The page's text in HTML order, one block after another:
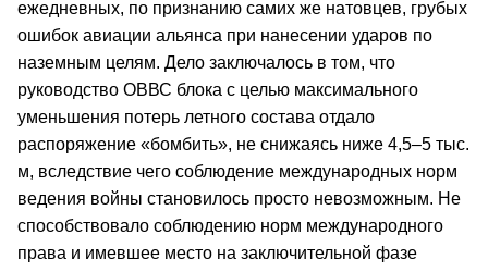
ежедневных, по признанию самих же натовцев, грубых
ошибок авиации альянса при нанесении ударов по
наземным целям. Дело заключалось в том, что
руководство ОВВС блока с целью максимального
уменьшения потерь летного состава отдало
распоряжение «бомбить», не снижаясь ниже 4,5–5 тыс.
м, вследствие чего соблюдение международных норм
ведения войны становилось просто невозможным. Не
способствовало соблюдению норм международного
права и имевшее место на заключительной фазе